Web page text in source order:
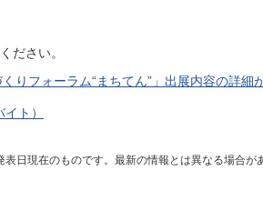
ださい。
くりフォーラム“まちてん”」出展内容の詳
ト）
表日現在のものです。最新の情報とは異なる場合が